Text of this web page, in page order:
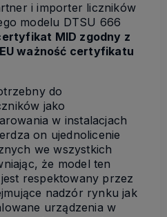
i importer liczników
modelu DTSU 666
MID zgodny z
ważność certyfikatu
do
jako
w instalacjach
on ujednolicenie
we wszystkich
że model ten
respektowany przez
nadzór rynku jak
urządzenia w